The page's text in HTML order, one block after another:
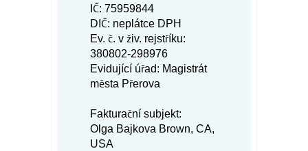
IČ: 75959844
DIČ: neplátce DPH
Ev. č. v živ. rejstříku:
380802-298976
Evidující úřad: Magistrát
města Přerova
Fakturační subjekt:
Olga Bajkova Brown, CA,
USA